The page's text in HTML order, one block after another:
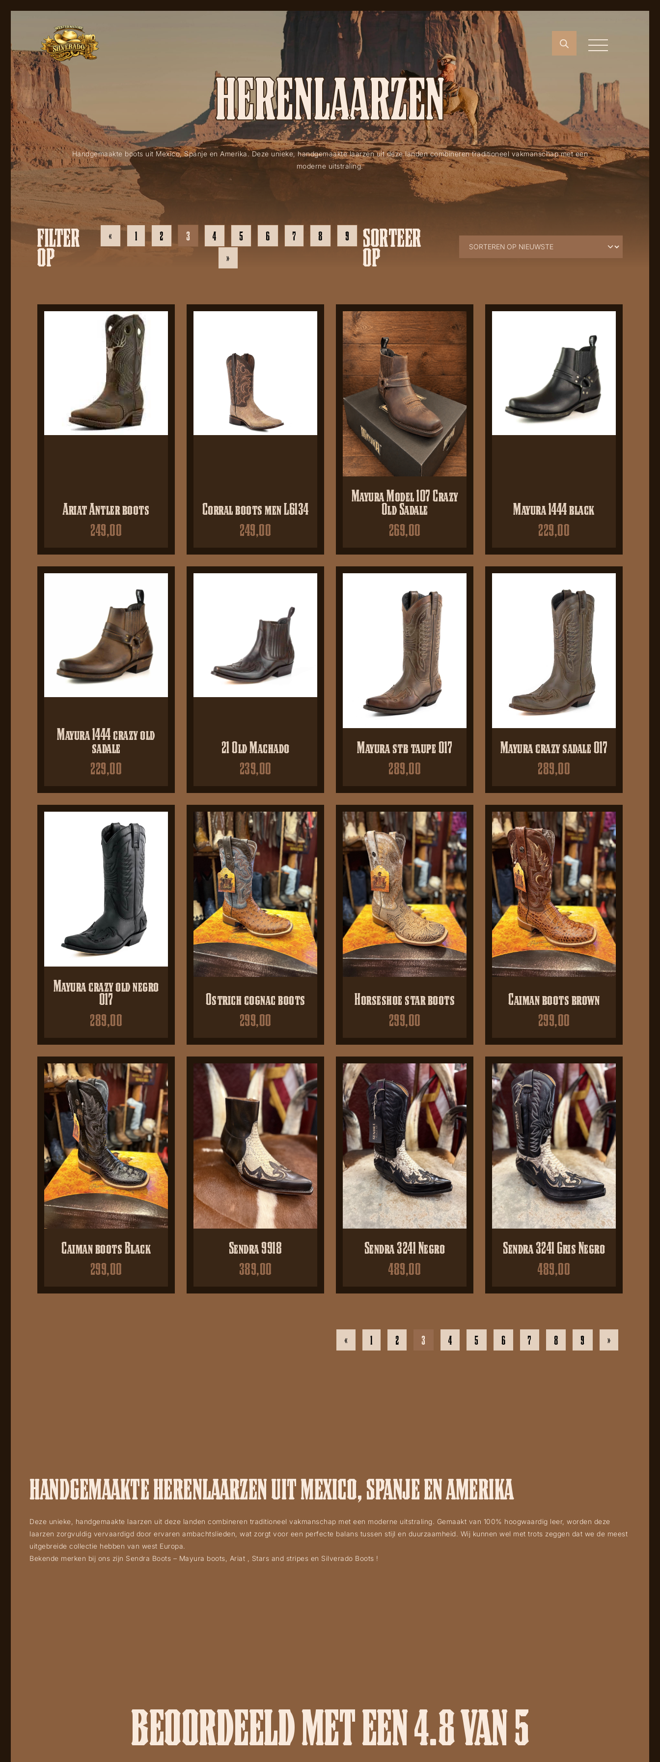
HERENLAARZEN
Handgemaakte boots uit Mexico, Spanje en Amerika. Deze unieke, handgemaakte laarzen uit deze landen combineren traditioneel vakmanschap met een
moderne uitstraling.
FILTER
OP
« 1 2 3 4 5 6 7 8
9
»
SORTEER
OP
Ariat Antler boots
249,00
Corral boots men L6134
249,00
Mayura Model 107 Crazy
Old Sadale
269,00
Mayura 1444 black
229,00
Mayura 1444 crazy old
sadale
229,00
21 Old Machado
239,00
Mayura stb taupe 017
289,00
Mayura crazy sadale 017
289,00
Mayura crazy old negro
017
289,00
Ostrich cognac boots
299,00
Horseshoe star boots
299,00
Caiman boots brown
299,00
Caiman boots Black
299,00
Sendra 9918
389,00
Sendra 3241 Negro
489,00
Sendra 3241 Gris Negro
489,00
« 1 2 3 4 5 6 7 8 9 »
HANDGEMAAKTE HERENLAARZEN UIT MEXICO, SPANJE EN AMERIKA
Deze unieke, handgemaakte laarzen uit deze landen combineren traditioneel vakmanschap met een moderne uitstraling. Gemaakt van 100% hoogwaardig leer, worden deze
laarzen zorgvuldig vervaardigd door ervaren ambachtslieden, wat zorgt voor een perfecte balans tussen stijl en duurzaamheid. Wij kunnen wel met trots zeggen dat we de meest
uitgebreide collectie hebben van west Europa.
Bekende merken bij ons zijn Sendra Boots – Mayura boots, Ariat , Stars and stripes en Silverado Boots !
BEOORDEELD MET EEN 4.8 VAN 5